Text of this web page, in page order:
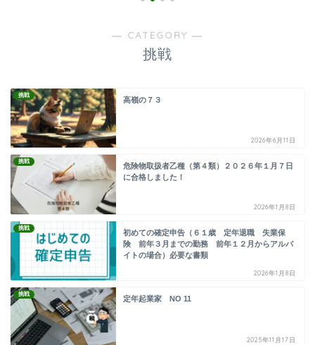
― CATEGORY ―
挑戦
挑戦
高嶺の７３
2026年6月11日
挑戦
危険物取扱者乙種（第４類）２０２６年１月７日
に合格しました！
2026年1月8日
挑戦
初めての確定申告（６１歳 定年退職 失業保
険 前年３月までの勤務 前年１２月からアルバ
イトの場合）必要な書類
2026年1月8日
挑戦
定年起業家 NO 11
2025年11月17日